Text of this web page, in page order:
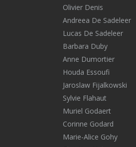
Olivier Denis
Andreea De Sadeleer
Lucas De Sadeleer
Barbara Duby
Anne Dumortier
Houda Essoufi
Jaroslaw Fijalkowski
Sylvie Flahaut
Muriel Godaert
Corinne Godard
Marie-Alice Gohy